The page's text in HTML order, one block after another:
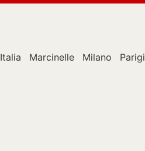
Italia Marcinelle Milano Parigi